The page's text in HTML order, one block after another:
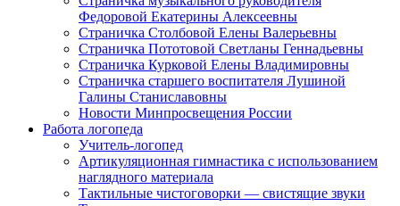
Федоровой Екатерины Алексеевны
Страничка Столбовой Елены Валерьевны
Страничка Пототовой Светланы Геннадьевны
Страничка Курковой Елены Владимировны
Страничка старшего воспитателя Лушиной
Галины Станиславовны
Новости Минпросвещения России
Работа логопеда
Учитель-логопед
Артикуляционная гимнастика с использованием
наглядного материала
Тактильные чистоговорки — свистящие звуки